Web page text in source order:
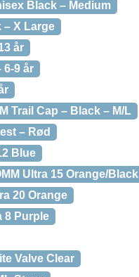
Black – Medium
– X Large
år
6-9 år
Trail Cap – Black – M/L
– Rød
Blue
Ultra 15 Orange/Black
20 Orange
8 Purple
Valve Clear